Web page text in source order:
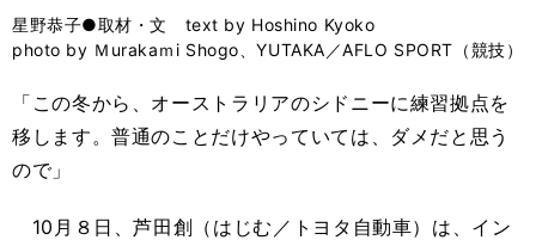
バ
星野恭子●取材・文 text by Hoshino Kyoko
photo by Ｍurakaｍi Shogo、YUTAKA／AFLO SPORT（競技）
「この冬から、オーストラリアのシドニーに練習拠点を
移します。普通のことだけやっていては、ダメだと思う
ので」
10月８日、芦田創（はじむ／トヨタ自動車）は、イン